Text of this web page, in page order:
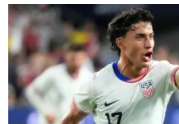
FUTBOL ESTUFA
FÓRMULA 1
BOXEO
LIGA MX